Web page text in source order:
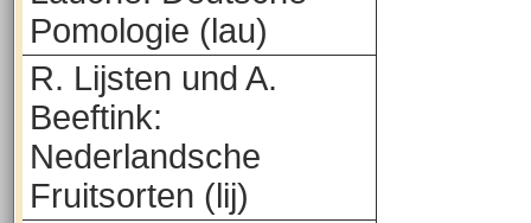
Pomologie (lau)
R. Lijsten und A.
Beeftink:
Nederlandsche
Fruitsorten (lij)